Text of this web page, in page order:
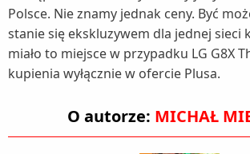
Polsce. Nie znamy jednak ceny. Być
stanie się ekskluzywem dla jednej sieci
miało to miejsce w przypadku LG G8X
kupienia wyłącznie w ofercie Plusa.
O autorze: MICHAŁ